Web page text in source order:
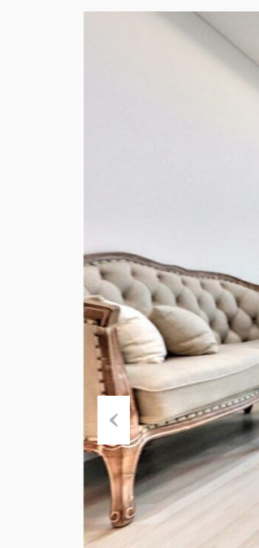
Previous